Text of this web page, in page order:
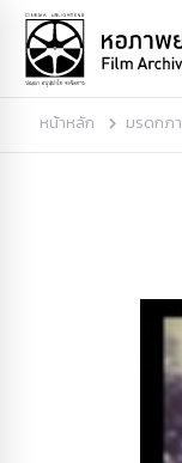
หน้าหลัก มรดกภ